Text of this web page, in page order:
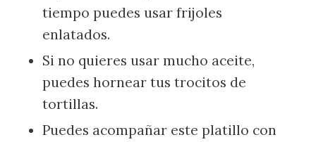
tiempo puedes usar frijoles
enlatados.
Si no quieres usar mucho aceite,
puedes hornear tus trocitos de
tortillas.
Puedes acompañar este platillo con